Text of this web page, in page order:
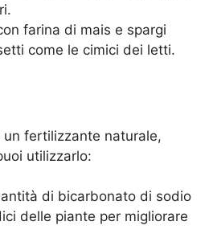
farina di mais e spargi
come le cimici dei letti.
fertilizzante naturale,
utilizzarlo:
di bicarbonato di sodio
delle piante per migliorare